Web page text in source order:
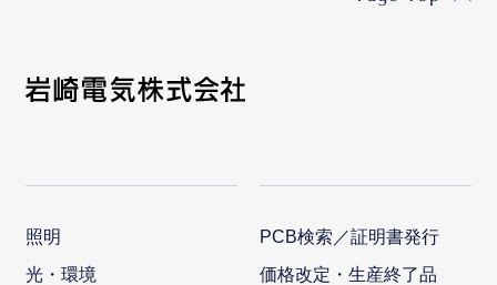
照明
光・環境
PCB検索／証明書発行
価格改定・生産終了品